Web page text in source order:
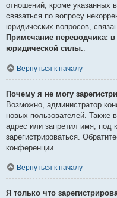
отношений, кроме указанных
связаться по вопросу
юридических вопросов,
Примечание переводчика:
юридической силы..
Вернуться к началу
Почему я не могу
Возможно, администратор
новых пользователей. Также
адрес или запретил имя, под
зарегистрироваться.
конференции.
Вернуться к началу
Я только что